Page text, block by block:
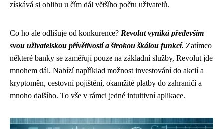
získává si oblibu u čím dál většího počtu uživatelů.
Co ho ale odlišuje od konkurence? Revolut vyniká především
svou uživatelskou přívětivostí a širokou škálou funkcí. Zatímco
některé banky se zaměřují pouze na základní služby, Revolut jde
mnohem dál. Nabízí například možnost investování do akcií a
kryptoměn, cestovní pojištění, okamžité platby do zahraničí a
mnoho dalšího. To vše v rámci jedné intuitivní aplikace.